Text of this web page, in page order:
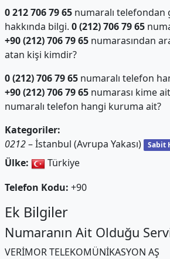
0 212 706 79 65numaralı telefondan
hakkında bilgi. 0 (212) 706 79 65
+90 (212) 706 79 65numarasından
atan kişi kimdir?
0 (212) 706 79 65numaralı telefon
+90 (212) 706 79 65numarası kime
numaralı telefon hangi kuruma ait?
Kategoriler:
0212– İstanbul (Avrupa Yakası) Sabit
Ülke:
Türkiye
Telefon Kodu: +90
Ek Bilgiler
Numaranın Ait Olduğu
VERİMOR TELEKOMÜNİKASYON AŞ